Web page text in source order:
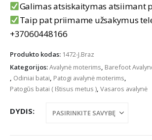
Galimas atsiskaitymas atsiimant
Taip pat priimame užsakymus
+37060448166
Produkto kodas: 1472-J.Braz
Kategorijos:Avalynė moterims, Barefoot
, Odiniai batai, Patogi avalynė moterims,
Patogūs batai ( Ištisus metus ), Vasaros avalynė
DYDIS